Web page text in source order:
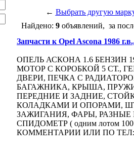
← Выбрать другую
Найдено: 9объявлений, за
Запчасти к Opel Ascona 1986
ОПЕЛЬ АСКОНА 1.6 БЕНЗИН
МОТОР С КОРОБКОЙ 5 СТ.,
ДВЕРИ, ПЕЧКА С
БАГАЖНИКА, КРЫША,
ПЕРЕДНИЕ И ЗАДНИЕ,
КОЛАДКАМИ И ОПОРАМИ,
ЗАЖИГАНИЯ, ФАРЫ,
СПИДОМЕТР ( одним лотом
КОММЕНТАРИИ ИЛИ ПО ТЕЛ: